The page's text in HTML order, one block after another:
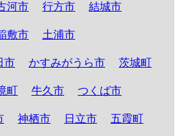
河市 行方市 結城市
敷市 土浦市
市 かすみがうら市 茨城町
町 牛久市 つくば市
神栖市 日立市 五霞町